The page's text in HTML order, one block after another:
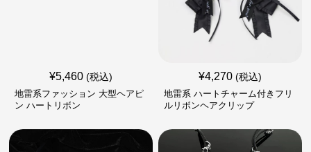
¥5,460 (税込)
地雷系ファッション 大型ヘアピ
ン ハートリボン
¥4,270 (税込)
地雷系 ハートチャーム付きフリ
ルリボンヘアクリップ